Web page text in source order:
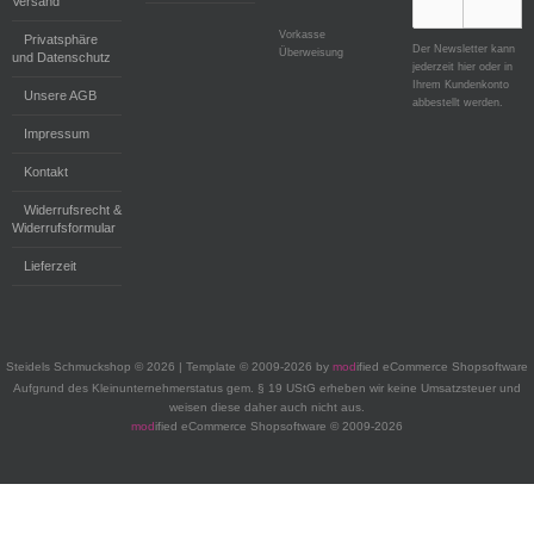
Privatsphäre
und Datenschutz
Unsere AGB
Impressum
Kontakt
Widerrufsrecht &
Widerrufsformular
Lieferzeit
Vorkasse
Überweisung
Der Newsletter kann
jederzeit hier oder in
Ihrem Kundenkonto
abbestellt werden.
Steidels Schmuckshop © 2026 | Template © 2009-2026 by modified eCommerce Shopsoftware
Aufgrund des Kleinunternehmerstatus gem. § 19 UStG erheben wir keine Umsatzsteuer und
weisen diese daher auch nicht aus.
modified eCommerce Shopsoftware © 2009-2026